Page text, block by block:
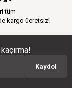
tüm
kargo ücretsiz!
Kaydol